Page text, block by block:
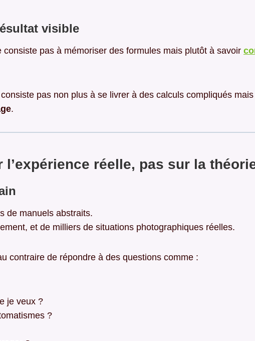
visible
consiste pas à mémoriser des formules mais plutôt à savoir
pas non plus à se livrer à des calculs compliqués
.
l’expérience réelle, pas sur la
de manuels abstraits.
et de milliers de situations photographiques réelles.
contraire de répondre à des questions comme :
je veux ?
?